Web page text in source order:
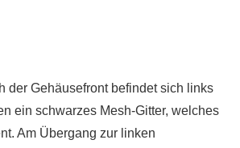
der Gehäusefront befindet sich links
ein schwarzes Mesh-Gitter, welches
Am Übergang zur linken